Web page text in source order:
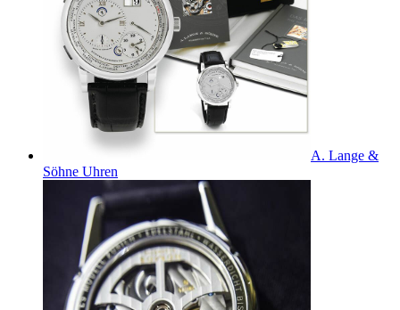
A. Lange &
Söhne Uhren